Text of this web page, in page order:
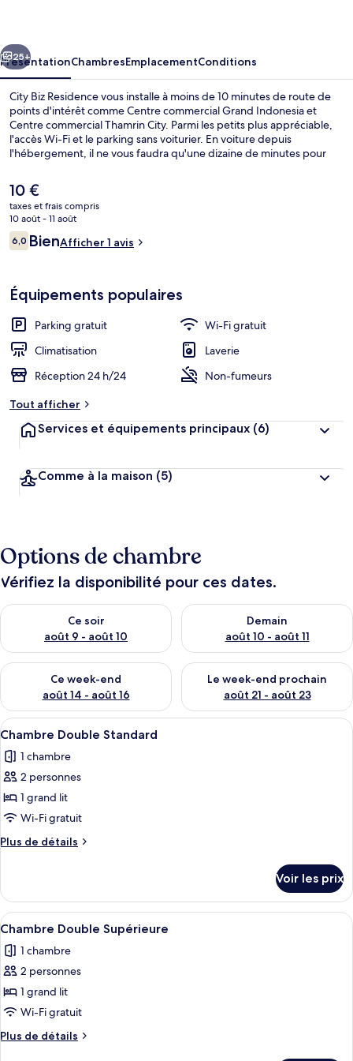
Suivant
25+
PrésentationChambresEmplacementConditions
City Biz Residence vous installe à moins de 10 minutes de route de
points d'intérêt comme Centre commercial Grand Indonesia et
Centre commercial Thamrin City. Parmi les petits plus appréciable,
l'accès Wi-Fi et le parking sans voiturier. En voiture depuis
l'hébergement, il ne vous faudra qu'une dizaine de minutes pour
Blok M Square.
Le
prix
actuel
est
de
10 €
taxes et frais compris
10 août - 11 août
Avis
voyageurs
6,06,0 sur 10
BienAfficher 1 avis
Équipements populaires
Parking gratuit
Wi-Fi gratuit
Climatisation
Laverie
Réception 24 h/24
Non-fumeurs
Tout afficher
Services et équipements principaux (6)
Comme à la maison (5)
Options de chambre
Vérifiez la disponibilité pour ces dates.
Ce soir
août 9 - août 10
Vérifier la disponibilité pour ce soir août 9 - août 10
Demain
août 10 - août 11
Vérifier la disponibilité pour
Ce week-end
août 14 - août 16
Vérifier la disponibilité pour ce week-end août 14 - août 16
Le week-end prochain
août 21 - août 23
Vérifier la disponibilité pour
Afficher
toutes
les
photos
pour
ce
type
de
Chambre
Double
Standard
Une chambre d’hôtel équipée d’un
7
Chambre Double Standard
1 chambre
2 personnes
1 grand lit
Wi-Fi gratuit
Plus de détails
Plus
le
type
de
Chambre
Double
Voir les prix
Afficher
toutes
les
photos
pour
ce
type
de
Une chambre d’hôtel avec un lit,
6
Chambre Double Supérieure
1 chambre
2 personnes
1 grand lit
Wi-Fi gratuit
Plus de détails
Plus